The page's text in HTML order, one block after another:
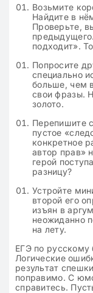
Возьмите
Найдите в
Проверьте,
подходит».
Попросите
специально
больше, чем
свои фразы.
золото.
Перепишите
пустое
конкретное
автор прав»
герой
разницу?
Устройте
второй его
изъян в
неожиданно
на лету.
ЕГЭ по русскому
Логические
результат
поправимо. С
справитесь.